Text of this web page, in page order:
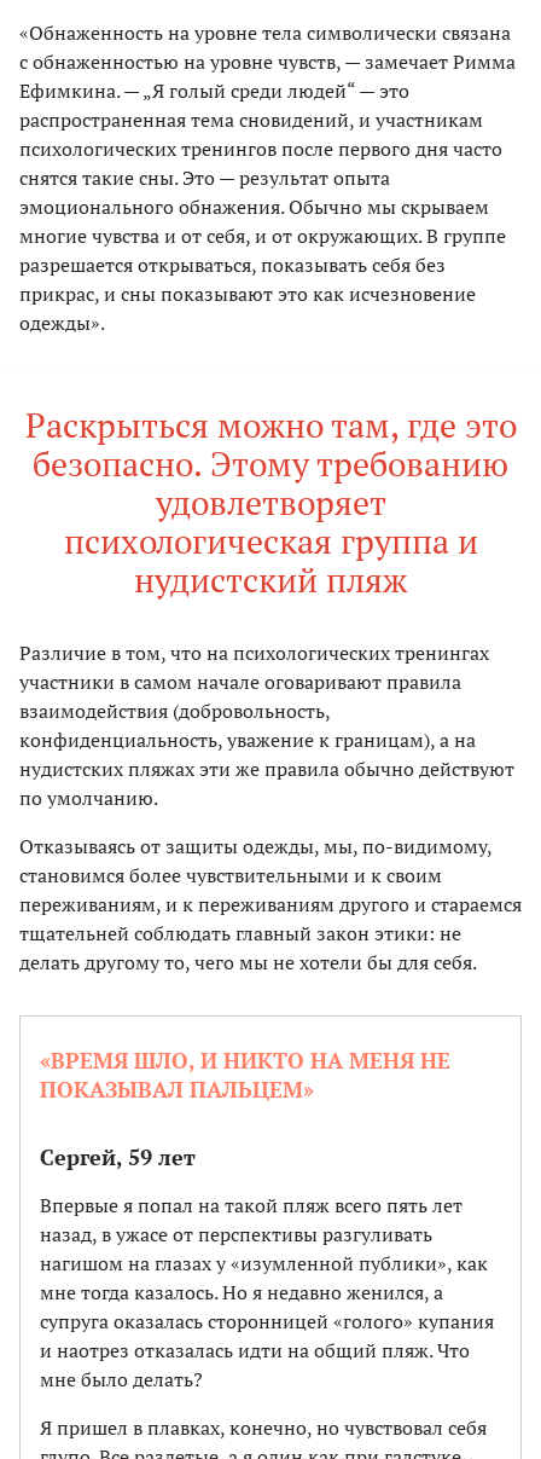
«Обнаженность на уровне тела символически связана
с обнаженностью на уровне чувств, — замечает Римма
Ефимкина. — „Я голый среди людей“ — это
распространенная тема сновидений, и участникам
психологических тренингов после первого дня часто
снятся такие сны. Это — результат опыта
эмоционального обнажения. Обычно мы скрываем
многие чувства и от себя, и от окружающих. В группе
разрешается открываться, показывать себя без
прикрас, и сны показывают это как исчезновение
одежды».
Раскрыться можно там, где это
безопасно. Этому требованию
удовлетворяет
психологическая группа и
нудистский пляж
Различие в том, что на психологических тренингах
участники в самом начале оговаривают правила
взаимодействия (добровольность,
конфиденциальность, уважение к границам), а на
нудистских пляжах эти же правила обычно действуют
по умолчанию.
Отказываясь от защиты одежды, мы, по-видимому,
становимся более чувствительными и к своим
переживаниям, и к переживаниям другого и стараемся
тщательней соблюдать главный закон этики: не
делать другому то, чего мы не хотели бы для себя.
«ВРЕМЯ ШЛО, И НИКТО НА МЕНЯ НЕ
ПОКАЗЫВАЛ ПАЛЬЦЕМ»
Сергей, 59 лет
Впервые я попал на такой пляж всего пять лет
назад, в ужасе от перспективы разгуливать
нагишом на глазах у «изумленной публики», как
мне тогда казалось. Но я недавно женился, а
супруга оказалась сторонницей «голого» купания
и наотрез отказалась идти на общий пляж. Что
мне было делать?
Я пришел в плавках, конечно, но чувствовал себя